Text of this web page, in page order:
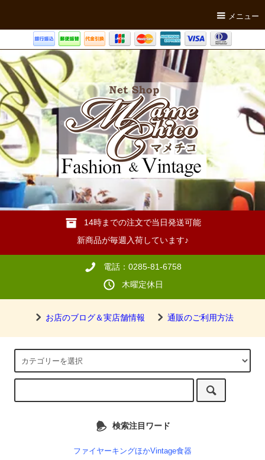
メニュー
14時までの注文で当日発送可能
新商品が毎週入荷しています♪
電話：0285-81-6758
木曜定休日
お店のブログ＆実店舗情報 通販のご利用方法
検索注目ワード
ファイヤーキングほかVintage食器